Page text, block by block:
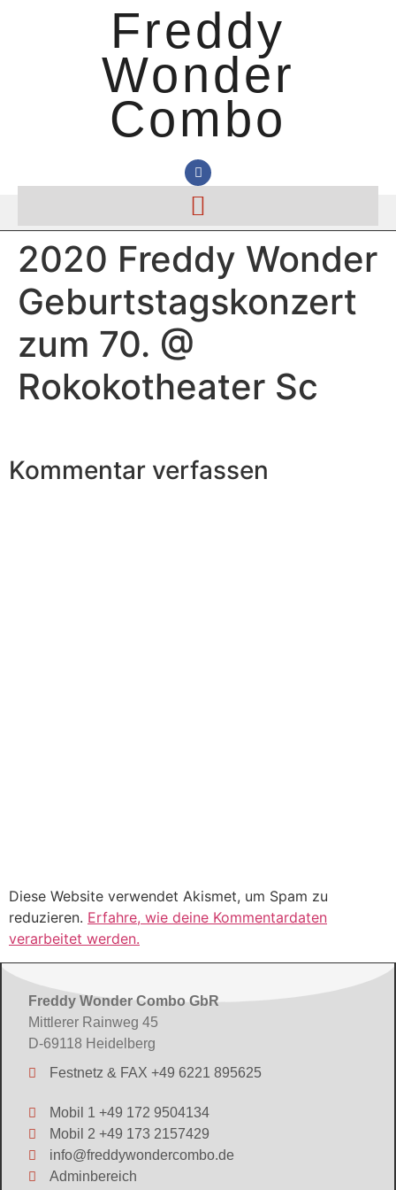
Freddy
Wonder
Combo
2020 Freddy Wonder
Geburtstagskonzert
zum 70. @
Rokokotheater Sc
Kommentar verfassen
Diese Website verwendet Akismet, um Spam zu
reduzieren. Erfahre, wie deine Kommentardaten
verarbeitet werden.
Freddy Wonder Combo GbR
Mittlerer Rainweg 45
D-69118 Heidelberg
Festnetz & FAX +49 6221 895625
Mobil 1 +49 172 9504134
Mobil 2 +49 173 2157429
info@freddywondercombo.de
Adminbereich